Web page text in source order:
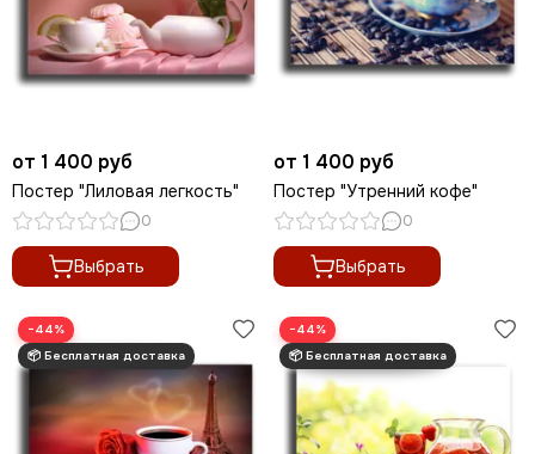
от 1 400 руб
Постер "Лиловая легкость"
0
Выбрать
от 1 400 руб
Постер "Утренний кофе"
0
Выбрать
−44% −44%